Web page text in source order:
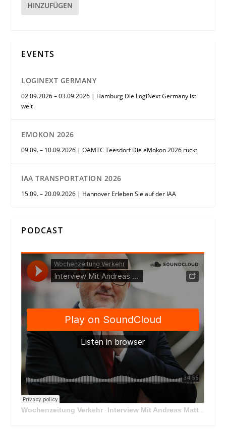
HINZUFÜGEN
EVENTS
LOGINEXT GERMANY
02.09.2026 – 03.09.2026 | Hamburg Die LogiNext Germany ist
weit
EMOKON 2026
09.09. – 10.09.2026 | ÖAMTC Teesdorf Die eMokon 2026 rückt
IAA TRANSPORTATION 2026
15.09. – 20.09.2026 | Hannover Erleben Sie auf der IAA
PODCAST
Wochenzeitung Verkehr · Interview Mit Andreas Matthä, CEO der ÖBB Holding